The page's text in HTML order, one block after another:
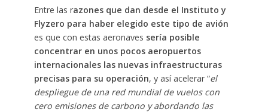
Entre las razones que dan desde el Instituto y
Flyzero para haber elegido este tipo de avión
es que con estas aeronaves sería posible
concentrar en unos pocos aeropuertos
internacionales las nuevas infraestructuras
precisas para su operación, y así acelerar “el
despliegue de una red mundial de vuelos con
cero emisiones de carbono y abordando las